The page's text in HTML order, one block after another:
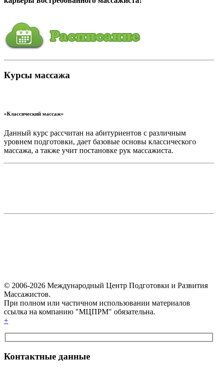
Курсы массажа
«Классический массаж»
Данный курс рассчитан на абитуриентов с различным
уровнем подготовки, дает базовые основы классического
массажа, а также учит постановке рук массажиста.
© 2006-2026 Международный Центр Подготовки и Развития
Массажистов.
При полном или частичном использовании материалов
ссылка на компанию "МЦПРМ" обязательна.
+
Контактные данные